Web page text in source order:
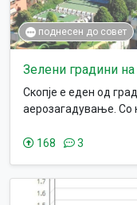
поднесен до совет
Зелени градини
Скопје е еден од
аерозагадување. Со
и се полош е
168 3